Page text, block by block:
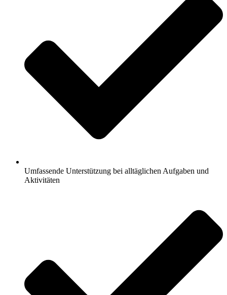
Umfassende Unterstützung bei alltäglichen Aufgaben und
Aktivitäten